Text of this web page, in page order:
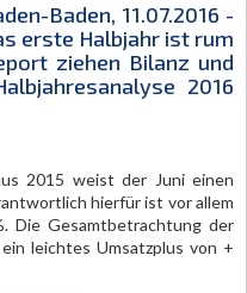
Baden, 11.07.2016 -
erste Halbjahr ist rum
ziehen Bilanz und
2016
2015 weist der Juni einen
hierfür ist vor allem
Die Gesamtbetrachtung der
leichtes Umsatzplus von +